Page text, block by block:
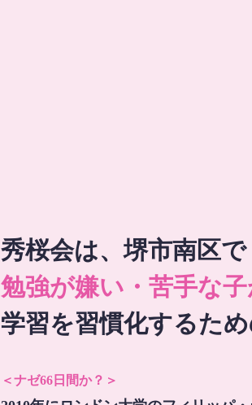
秀桜会は、堺市南区で
勉強が嫌い・苦手な
学習を習慣化するた
＜ナゼ66日間か？＞